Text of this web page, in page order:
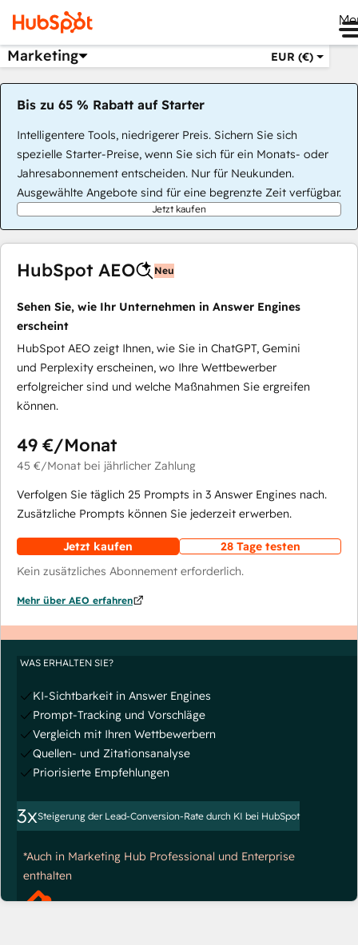
Marketing EUR (€)
Bis zu 65 % Rabatt auf Starter
Intelligentere Tools, niedrigerer Preis. Sichern Sie sich
spezielle Starter-Preise, wenn Sie sich für ein Monats- oder
Jahresabonnement entscheiden. Nur für Neukunden.
Ausgewählte Angebote sind für eine begrenzte Zeit verfügbar.
Jetzt kaufen
HubSpot AEO Neu
Sehen Sie, wie Ihr Unternehmen in Answer Engines
erscheint
HubSpot AEO zeigt Ihnen, wie Sie in ChatGPT, Gemini
und Perplexity erscheinen, wo Ihre Wettbewerber
erfolgreicher sind und welche Maßnahmen Sie ergreifen
können.
49 €/Monat
45 €/Monat bei jährlicher Zahlung
Verfolgen Sie täglich 25 Prompts in 3 Answer Engines nach.
Zusätzliche Prompts können Sie jederzeit erwerben.
Jetzt kaufen
28 Tage testen
Kein zusätzliches Abonnement erforderlich.
Mehr über AEO erfahren
WAS ERHALTEN SIE?
KI-Sichtbarkeit in Answer Engines
Prompt-Tracking und Vorschläge
Vergleich mit Ihren Wettbewerbern
Quellen- und Zitationsanalyse
Priorisierte Empfehlungen
3xSteigerung der Lead-Conversion-Rate durch KI bei HubSpot
*Auch in Marketing Hub Professional und Enterprise
enthalten